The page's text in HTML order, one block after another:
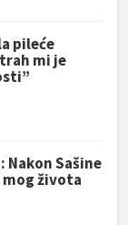
pileće
mi je
Sašine
života